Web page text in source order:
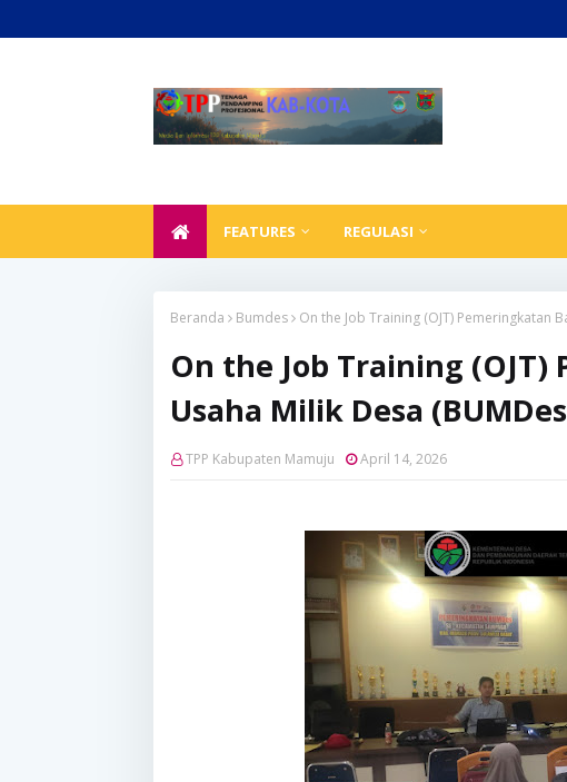
FEATURES REGULASI
Beranda Bumdes On the Job Training (OJT) Pemeringkatan
On the Job Training
Usaha Milik Desa
TPP Kabupaten Mamuju April 14, 2026